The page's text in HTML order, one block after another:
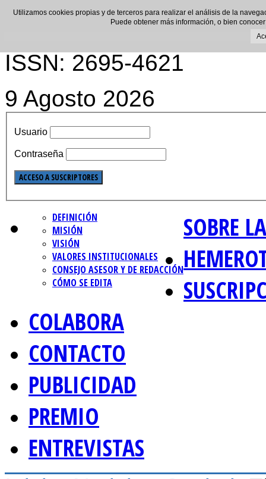
ISSN: 2695-4621
9 Agosto 2026
Usuario
Contraseña
SOBRE
DEFINICIÓN
MISIÓN
VISIÓN
VALORES INSTITUCIONALES
CONSEJO ASESOR Y DE REDACCIÓN
CÓMO SE EDITA
COLABORA
CONTACTO
PUBLICIDAD
PREMIO
ENTREVISTAS
Utilizamos cookies propias y de terceros para realizar el análisis de la
Puede obtener más información, o bien